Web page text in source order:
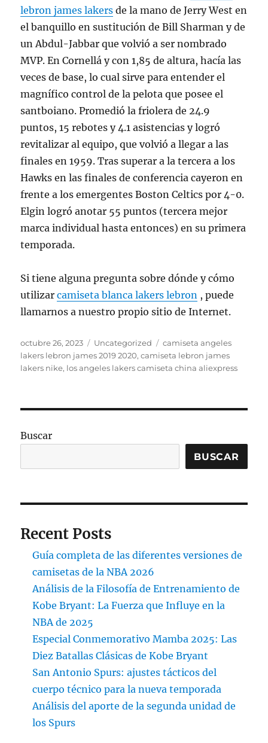
lebron james lakers de la mano de Jerry West en
el banquillo en sustitución de Bill Sharman y de
un Abdul-Jabbar que volvió a ser nombrado
MVP. En Cornellá y con 1,85 de altura, hacía las
veces de base, lo cual sirve para entender el
magnífico control de la pelota que posee el
santboiano. Promedió la friolera de 24.9
puntos, 15 rebotes y 4.1 asistencias y logró
revitalizar al equipo, que volvió a llegar a las
finales en 1959. Tras superar a la tercera a los
Hawks en las finales de conferencia cayeron en
frente a los emergentes Boston Celtics por 4-0.
Elgin logró anotar 55 puntos (tercera mejor
marca individual hasta entonces) en su primera
temporada.
Si tiene alguna pregunta sobre dónde y cómo
utilizarcamiseta blanca lakers lebron , puede
llamarnos a nuestro propio sitio de Internet.
Publicado
el
octubre 26, 2023 Categorías
Uncategorized Etiquetas
camiseta angeles
lakers lebron james 2019 2020,camiseta lebron james
lakers nike, los angeles lakers camiseta china aliexpress
Buscar
BUSCAR
Recent Posts
Guía completa de las diferentes versiones de
camisetas de la NBA 2026
Análisis de la Filosofía de Entrenamiento de
Kobe Bryant: La Fuerza que Influye en la
NBA de 2025
Especial Conmemorativo Mamba 2025: Las
Diez Batallas Clásicas de Kobe Bryant
San Antonio Spurs: ajustes tácticos del
cuerpo técnico para la nueva temporada
Análisis del aporte de la segunda unidad de
los Spurs